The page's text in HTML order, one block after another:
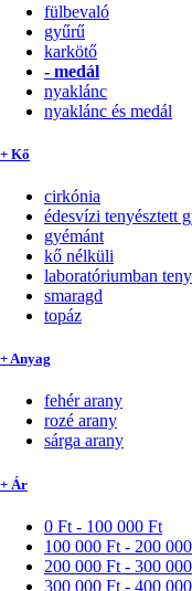
fülbevaló
gyűrű
karkötő
- medál
nyaklánc
nyaklánc és medál
+ Kő
cirkónia
édesvízi tenyésztett
gyémánt
kő nélküli
laboratóriumban
smaragd
topáz
+ Anyag
fehér arany
rozé arany
sárga arany
+ Ár
0 Ft - 100 000 Ft
100 000 Ft - 200
200 000 Ft - 300
300 000 Ft - 400